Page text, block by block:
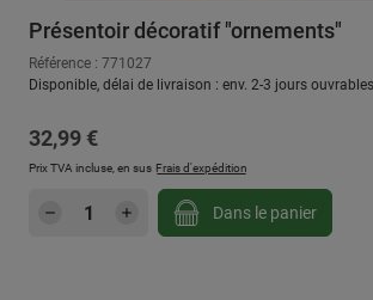
Présentoir décoratif "ornements"
Référence : 771027
Disponible, délai de livraison : env. 2-3 jours ouvrables
Prix régulier :
32,99 €
Prix TVA incluse, en sus Frais d'expédition
Quantité de produit : Entrez
Dans le panier